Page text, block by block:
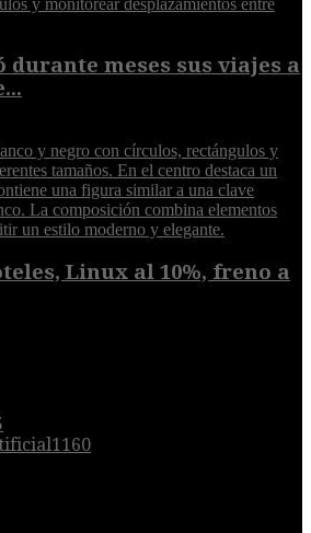
meses sus viajes a
Linux al 10%, freno a
1160